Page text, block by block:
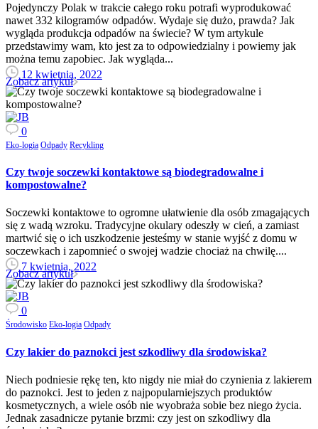
Pojedynczy Polak w trakcie całego roku potrafi wyprodukować
nawet 332 kilogramów odpadów. Wydaje się dużo, prawda? Jak
wygląda produkcja odpadów na świecie? W tym artykule
przedstawimy wam, kto jest za to odpowiedzialny i powiemy jak
można temu zapobiec. Jak wygląda...
12 kwietnia, 2022
Zobacz artykuł
0
Eko-logia Odpady Recykling
Czy twoje soczewki kontaktowe są biodegradowalne i
kompostowalne?
Soczewki kontaktowe to ogromne ułatwienie dla osób zmagających
się z wadą wzroku. Tradycyjne okulary odeszły w cień, a zamiast
martwić się o ich uszkodzenie jesteśmy w stanie wyjść z domu w
soczewkach i zapomnieć o swojej wadzie chociaż na chwilę....
7 kwietnia, 2022
Zobacz artykuł
0
Środowisko Eko-logia Odpady
Czy lakier do paznokci jest szkodliwy dla środowiska?
Niech podniesie rękę ten, kto nigdy nie miał do czynienia z lakierem
do paznokci. Jest to jeden z najpopularniejszych produktów
kosmetycznych, a wiele osób nie wyobraża sobie bez niego życia.
Jednak zasadnicze pytanie brzmi: czy jest on szkodliwy dla